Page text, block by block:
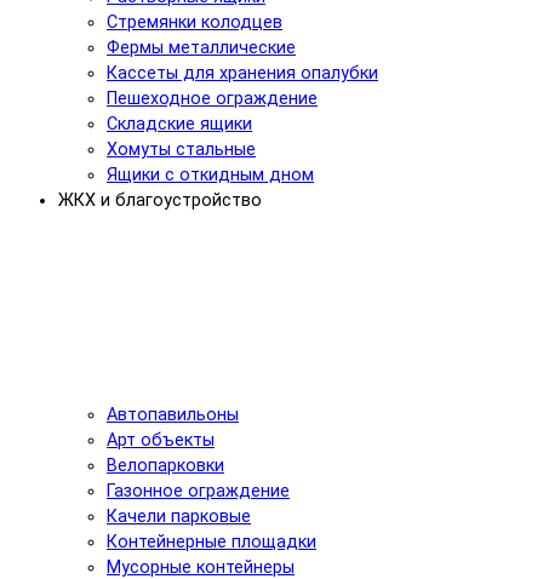
Стремянки колодцев
Фермы металлические
Кассеты для хранения опалубки
Пешеходное ограждение
Складские ящики
Хомуты стальные
Ящики с откидным дном
ЖКХ и благоустройство
Автопавильоны
Арт объекты
Велопарковки
Газонное ограждение
Качели парковые
Контейнерные площадки
Мусорные контейнеры